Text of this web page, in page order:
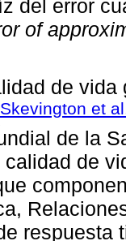
del error
of
de
Skevington et
de la
calidad de
respuesta